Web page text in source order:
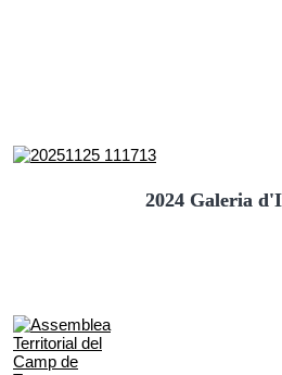
2024 Galeria